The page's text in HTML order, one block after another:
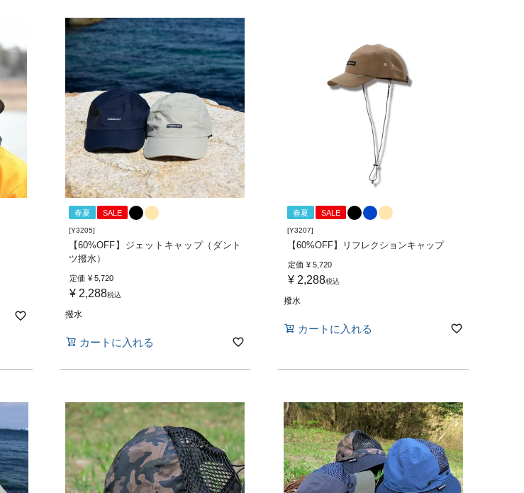
春夏 SALE
[Y3205]
【60%OFF】ジェットキャップ（ダント
ツ撥水）
定価 ¥ 5,720
¥ 2,288税込
撥水
カートに入れる
春夏 SALE
[Y3207]
【60%OFF】リフレクションキャップ
定価 ¥ 5,720
¥ 2,288税込
撥水
カートに入れる